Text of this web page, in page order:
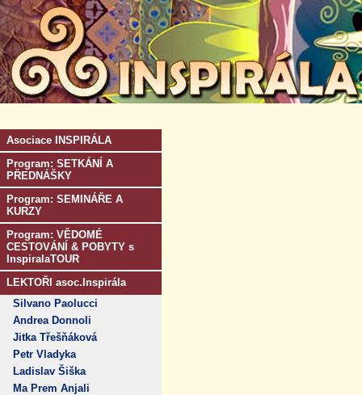
Asociace INSPIRÁLA
Program: SETKÁNÍ A
PŘEDNÁŠKY
Program: SEMINÁŘE A
KURZY
Program: VĚDOMÉ
CESTOVÁNÍ & POBYTY s
InspiralaTOUR
LEKTOŘI asoc.Inspirála
Silvano Paolucci
Andrea Donnoli
Jitka Třešňáková
Petr Vladyka
Ladislav Šiška
Ma Prem Anjali